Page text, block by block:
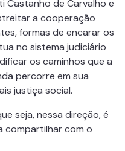
Castanho de Carvalho e
a cooperação
formas de encarar os
no sistema judiciário
os caminhos que a
percorre em sua
justiça social.
seja, nessa direção, é
compartilhar com o